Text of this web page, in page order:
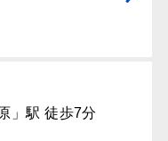
」駅 徒歩7分